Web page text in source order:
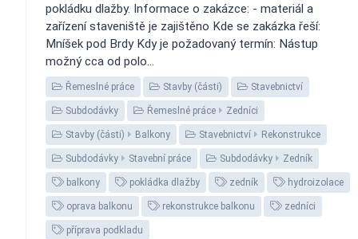
pokládku dlažby. Informace o zakázce: - materiál a
zařízení staveniště je zajištěno Kde se zakázka řeší:
Mníšek pod Brdy Kdy je požadovaný termín: Nástup
možný cca od polo...
Řemeslné práce Stavby (části) Stavebnictví
Subdodávky Řemeslné práce Zedníci
Stavby (části) Balkony Stavebnictví Rekonstrukce
Subdodávky Stavební práce Subdodávky Zedník
balkony pokládka dlažby zedník hydroizolace
oprava balkonu rekonstrukce balkonu zedníci
příprava podkladu